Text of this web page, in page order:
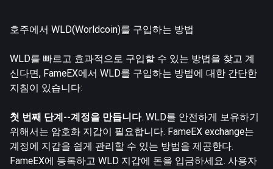
호주에서 WLD(Worldcoin)를 구입하는 방법
WLD를 빠르고 효과적으로 구입할 수 있는 방법을 찾고 계
신다면, FameEX에서 WLD를 구입하는 방법에 대한 간단한
지침이 있습니다:
첫 번째 단계--계정을 만듭니다. WLD를 안전하게 보유하기
위해서는 암호화 지갑이 필요합니다. FameEX exchange는
계정에 지갑을 쉽게 관리할 수 있는 방법을 제공한다.
FameEX에 등록하고 WLD 지갑에 돈을 입금하세요. 사용자